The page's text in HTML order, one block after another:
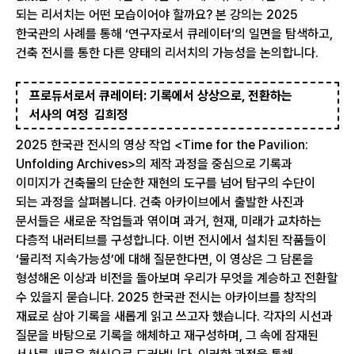
되는 리서치는 어떤 모습이어야 할까요? 본 강의는 2025
한국관의 사례를 통해 ‘연구자로서 큐레이터’의 일면을 탐색하고,
건축 전시를 통한 다른 양태의 리서치의 가능성을 논의합니다.
프로듀서로서 큐레이터: 기록에서 상상으로, 전환하는
서사의 여정 김희정
2025 한국관 전시의 영상 작업 <Time for the Pavilion:
Unfolding Archives>의 제작 과정을 중심으로 기록과
이미지가 건축물의 단순한 재현의 도구를 넘어 탐구의 수단이
되는 과정을 살펴봅니다. 건축 아카이브에서 출발한 사진과
문서들은 새로운 작업들과 엮이며 과거, 현재, 미래가 교차하는
다층적 내러티브를 구성합니다. 이번 전시에서 설치된 작품들이
‘물리적 지속가능성’에 대해 질문한다면, 이 영상은 그 담론을
형성해온 이상과 비전을 돌아보며 우리가 무엇을 계승하고 전환할
수 있을지 묻습니다. 2025 한국관 전시는 아카이브를 창작의
재료로 삼아 기록을 새롭게 읽고 쓰고자 했습니다. 각자의 시선과
질문을 바탕으로 기록을 해체하고 재구성하며, 그 속에 잠재된